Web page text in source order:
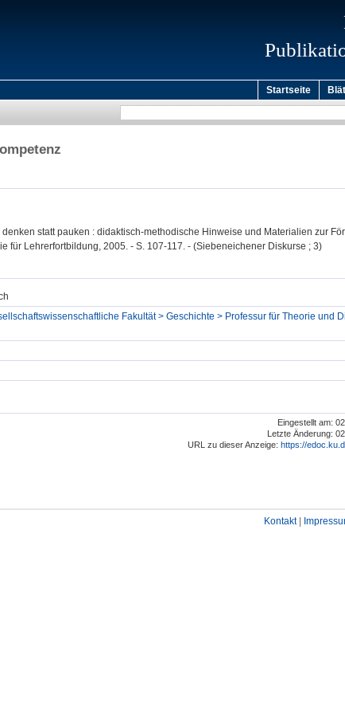
Startseite
statt pauken : didaktisch-methodische Hinweise und Materialien zur
für Lehrerfortbildung, 2005. - S. 107-117. - (Siebeneichener Diskurse ; 3)
Fakultät > Geschichte > Professur für Theorie und
Eingestellt am:
Letzte Änderung:
URL zu dieser Anzeige: https://
Kontakt|